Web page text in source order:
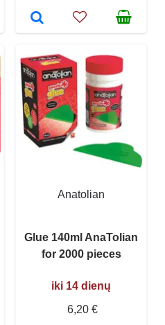
Anatolian
Glue 140ml AnaTolian
for 2000 pieces
iki 14 dienų
6,20 €